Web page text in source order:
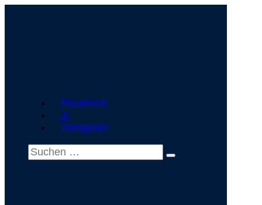
Facebook
X
Instagram